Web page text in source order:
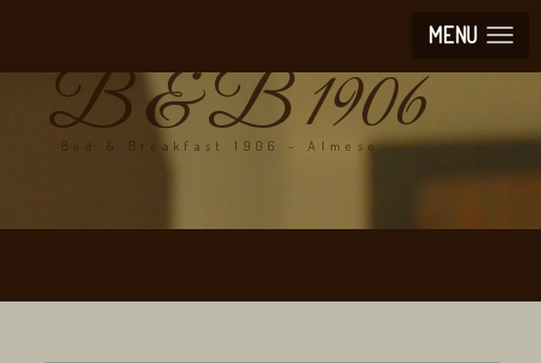
MENU
B & B 1906
Bed & Breakfast 1906 - Almese